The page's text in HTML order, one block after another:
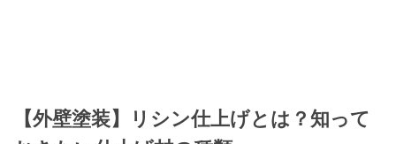
【外壁塗装】リシン仕上げとは？知って